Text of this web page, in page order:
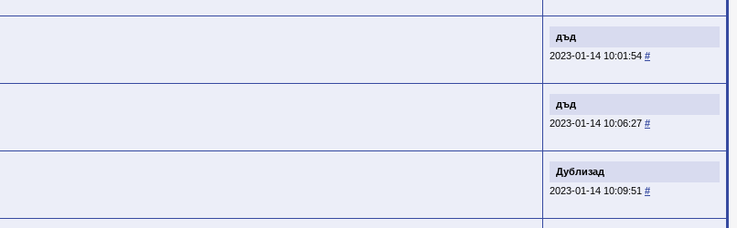
дъд
2023-01-14 10:01:54 #
дъд
2023-01-14 10:06:27 #
Дублизад
2023-01-14 10:09:51 #